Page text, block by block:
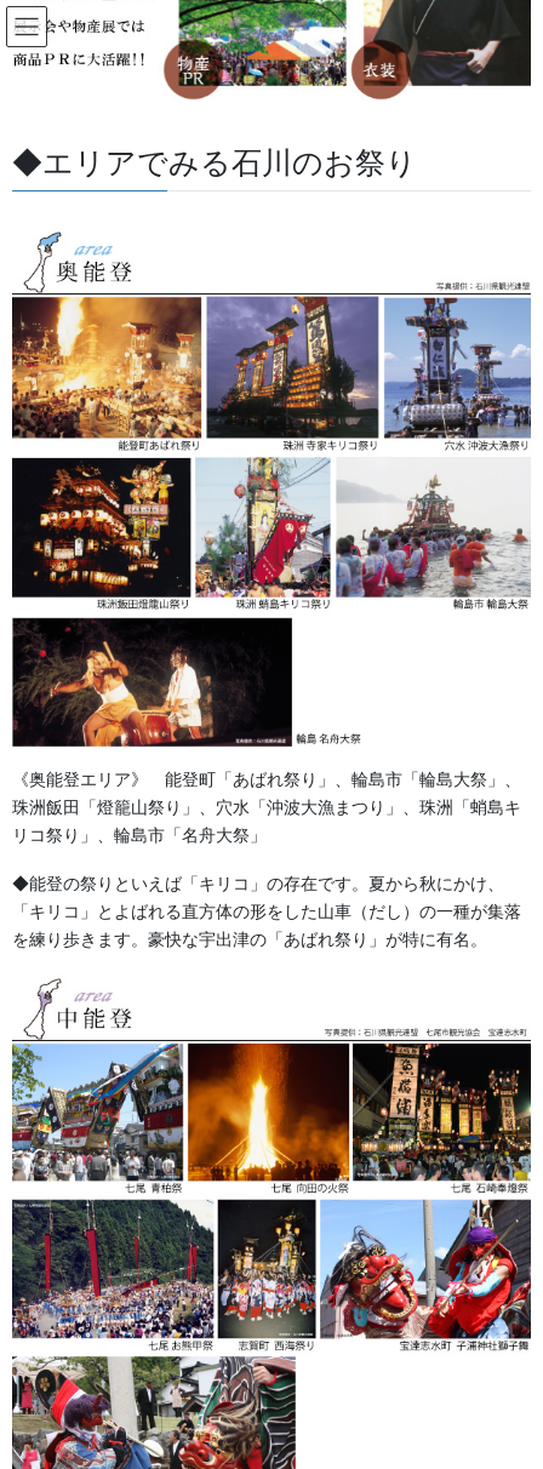
コ
ン
テ
移
動
ナ
ビ
ゲ
ン
に
すべての記事
すべての記事 お祭用品・品目
獅子舞・衣裳・別仕立・小物
2022/10/28 / 最終更新日 :
獅子舞・衣裳・別仕立・小物
天狗の木製面
受け継いできた天狗面の新調です。
髭付き、無しを検討中です。
荒彫を確認中。
これから塗師に仕事が引き継がれます。
◆エリアでみる石川のお祭り
《奥能登エリア》 能登町「あばれ祭り」、輪島市「輪島大祭」、
珠洲飯田「燈籠山祭り」、穴水「沖波大漁まつり」、珠洲「蛸島キ
リコ祭り」、輪島市「名舟大祭」
◆能登の祭りといえば「キリコ」の存在です。夏から秋にかけ、
「キリコ」とよばれる直方体の形をした山車（だし）の一種が集落
を練り歩きます。豪快な宇出津の「あばれ祭り」が特に有名。